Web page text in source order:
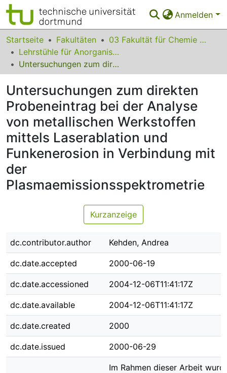
Anmelden
Bereiche & Sammlungen
Das gesamte Repositorium
FAQ
Leitlinien
Zurück zur Startseite
Startseite Fakultäten
03 Fakultät für Chemie und Chemische Biologie
Lehrstühle für Anorganische Chemie
Untersuchungen zum direkten Probeneintrag bei der Analyse von metallischen Werkstoffen mittels Laserablation und Funkenerosion in Verbindung mit der Plasmaemissionsspektrometrie
Untersuchungen zum direkten
Probeneintrag bei der Analyse
von metallischen Werkstoffen
mittels Laserablation und
Funkenerosion in Verbindung mit
der
Plasmaemissionsspektrometrie
Kurzanzeige
dc.contributor.author Kehden, Andrea
dc.date.accepted 2000-06-19
dc.date.accessioned 2004-12-06T11:41:17Z
dc.date.available 2004-12-06T11:41:17Z
dc.date.created 2000
dc.date.issued 2000-06-29
Im Rahmen dieser Arbeit